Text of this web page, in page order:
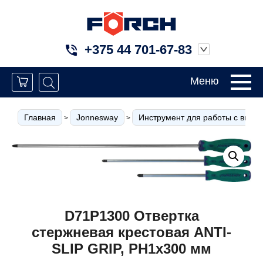
+375 44 701-67-83
Меню
Главная > Jonnesway > Инструмент для работы с
D71P1300 Отвертка
стержневая крестовая ANTI-
SLIP GRIP, PH1x300 мм